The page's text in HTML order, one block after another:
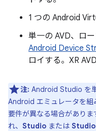
1 つの Android
単一の AVD、ロ
Android Device
ロイする。XR
注: Android Studio を
Android エミュレータを組
要件が異なる場合があり
れ、 Studio または